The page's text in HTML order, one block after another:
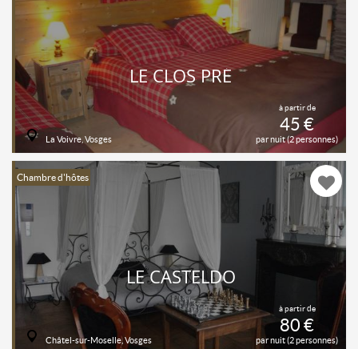
à partir de
45 €
par nuit (2 personnes)
LE CLOS PRÉ
La Voivre, Vosges
Chambre d'hôtes
à partir de
80 €
par nuit (2 personnes)
LE CASTELDO
Châtel-sur-Moselle, Vosges